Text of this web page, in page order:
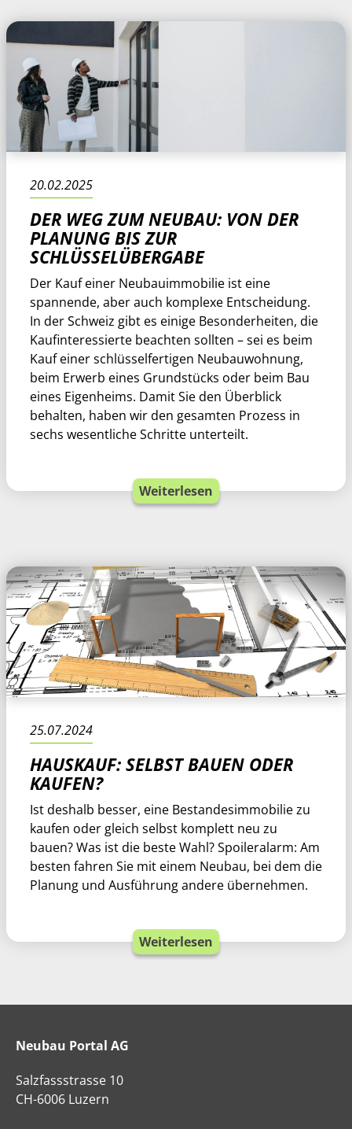
20.02.2025
DER WEG ZUM NEUBAU: VON DER
PLANUNG BIS ZUR
SCHLÜSSELÜBERGABE
Der Kauf einer Neubauimmobilie ist eine
spannende, aber auch komplexe Entscheidung.
In der Schweiz gibt es einige Besonderheiten, die
Kaufinteressierte beachten sollten – sei es beim
Kauf einer schlüsselfertigen Neubauwohnung,
beim Erwerb eines Grundstücks oder beim Bau
eines Eigenheims. Damit Sie den Überblick
behalten, haben wir den gesamten Prozess in
sechs wesentliche Schritte unterteilt.
Weiterlesen
25.07.2024
HAUSKAUF: SELBST BAUEN ODER
KAUFEN?
Ist deshalb besser, eine Bestandesimmobilie zu
kaufen oder gleich selbst komplett neu zu
bauen? Was ist die beste Wahl? Spoileralarm: Am
besten fahren Sie mit einem Neubau, bei dem die
Planung und Ausführung andere übernehmen.
Weiterlesen
Neubau Portal AG
Salzfassstrasse 10
CH-6006 Luzern